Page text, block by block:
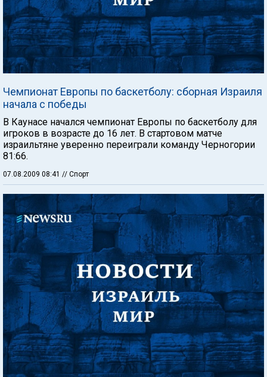
Чемпионат Европы по баскетболу: сборная Израиля
начала с победы
В Каунасе начался чемпионат Европы по баскетболу для
игроков в возрасте до 16 лет. В стартовом матче
израильтяне уверенно переиграли команду Черногории
81:66.
07.08.2009 08:41 // Спорт